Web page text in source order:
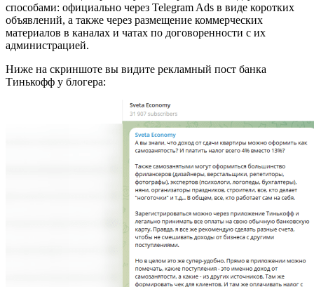
способами: официально через Telegram Ads в виде коротких
объявлений, а также через размещение коммерческих
материалов в каналах и чатах по договоренности с их
администрацией.
Ниже на скриншоте вы видите рекламный пост банка
Тинькофф у блогера: